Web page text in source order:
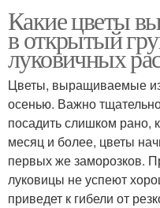
Какие цветы
в открытый
луковичных
Цветы, выращиваемые
осенью. Важно
посадить слишком рано,
месяц и более, цветы
первых же заморозков.
луковицы не успеют
приведет к гибели от